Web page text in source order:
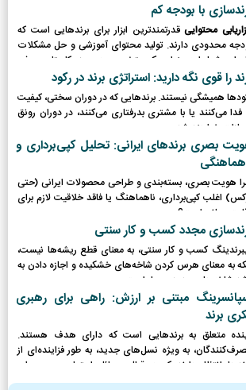
با بودجه کم
محتواییقدرتمندترین ابزار برای برندهایی است که
محدودی دارند. تولید محتوای آموزشی و حل مشکلات
شما را به عنوان یک متخصص در حوزه کاریتان معرفی
را قوی نگه دارید: استراتژی برند در رکود
همیشگی نیستند. برندهایی که در دوران سختی، کیفیت
فدا می‌کنند یا با مشتری بدرفتاری می‌کنند، در دوران رونق
مجازات خواهند شد.
بصری برندهای ایرانی: تحلیل کپی‌برداری و
هویت بصری، بسته‌بندی و طراحی محصولات ایرانی (حتی
اغلب کپی‌برداری، ناهماهنگ یا فاقد خلاقیت لازم برای
جهانی است؟
مجدد کسب و کار سنتی
کسب و کار سنتی، به معنای قطع ریشه‌ها نیست،
به معنای هرس کردن شاخه‌های خشکیده و اجازه دادن به
رشد شاخه‌های جدید و پربار است.
مبتنی بر ارزش: راهی برای رهبری
برند
متعلق به برندهایی است که دارای هدف هستند.
به ویژه نسل‌های جدید، به طور فزاینده‌ای از
برندها انتظار دارند که در قبال مسائل اجتماعی و محیطی
کرده و نقش فعالی ایفا کنند.